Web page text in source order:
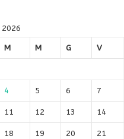
M M G V
4 5 6 7
11 12 13 14
18 19 20 21